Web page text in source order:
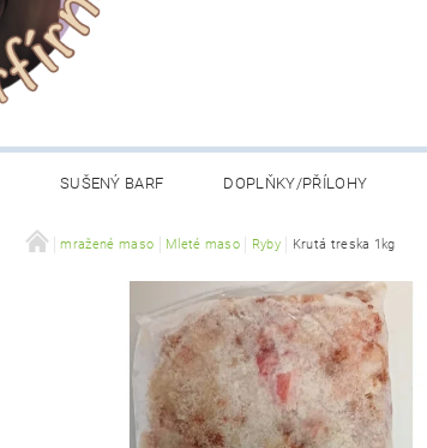
SUŠENÝ BARF DOPLŇKY/PŘÍLOHY
mražené maso Mleté maso Ryby Krutá treska 1kg